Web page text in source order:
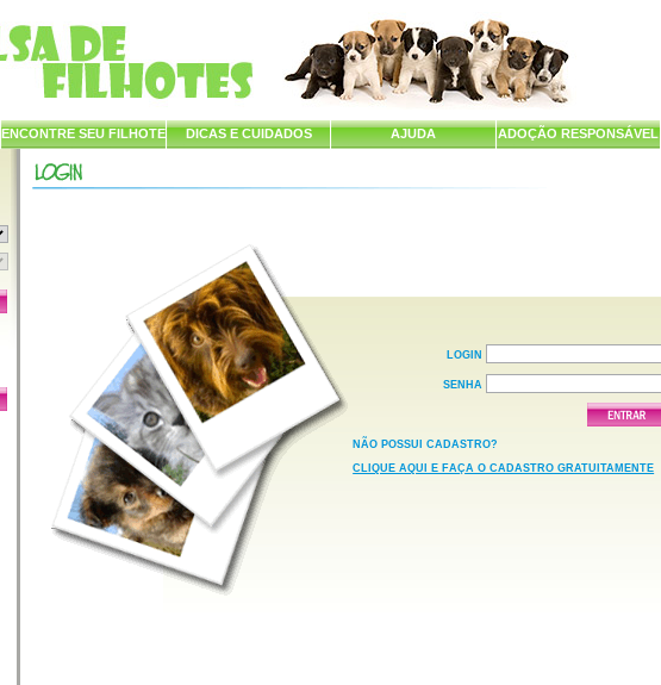
ENCONTRE SEU FILHOTE DICAS E CUIDADOS AJUDA ADOÇÃO RESPONSÁVEL
LOGIN
SENHA
NÃO POSSUI CADASTRO?
CLIQUE AQUI E FAÇA O CADASTRO GRATUITAMENTE